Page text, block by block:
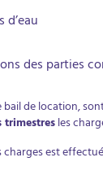
des parties
de location,
trimestresles
est